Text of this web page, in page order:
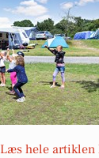
Læs hele artiklen